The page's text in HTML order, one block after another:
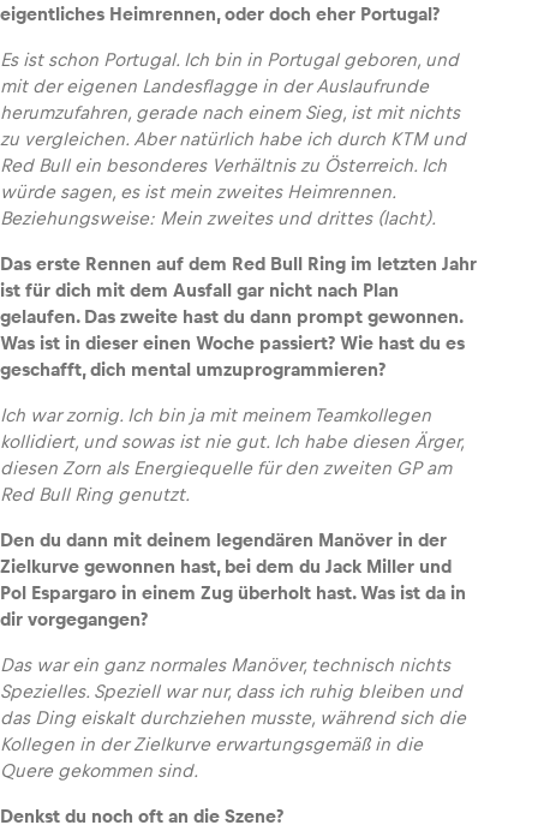
eigentliches Heimrennen, oder doch eher Portugal?
Es ist schon Portugal. Ich bin in Portugal geboren, und
mit der eigenen Landesflagge in der Auslaufrunde
herumzufahren, gerade nach einem Sieg, ist mit nichts
zu vergleichen. Aber natürlich habe ich durch KTM und
Red Bull ein besonderes Verhältnis zu Österreich. Ich
würde sagen, es ist mein zweites Heimrennen.
Beziehungsweise: Mein zweites und drittes (lacht).
Das erste Rennen auf dem Red Bull Ring im letzten Jahr
ist für dich mit dem Ausfall gar nicht nach Plan
gelaufen. Das zweite hast du dann prompt gewonnen.
Was ist in dieser einen Woche passiert? Wie hast du es
geschafft, dich mental umzuprogrammieren?
Ich war zornig. Ich bin ja mit meinem Teamkollegen
kollidiert, und sowas ist nie gut. Ich habe diesen Ärger,
diesen Zorn als Energiequelle für den zweiten GP am
Red Bull Ring genutzt.
Den du dann mit deinem legendären Manöver in der
Zielkurve gewonnen hast, bei dem du Jack Miller und
Pol Espargaro in einem Zug überholt hast. Was ist da in
dir vorgegangen?
Das war ein ganz normales Manöver, technisch nichts
Spezielles. Speziell war nur, dass ich ruhig bleiben und
das Ding eiskalt durchziehen musste, während sich die
Kollegen in der Zielkurve erwartungsgemäß in die
Quere gekommen sind.
Denkst du noch oft an die Szene?